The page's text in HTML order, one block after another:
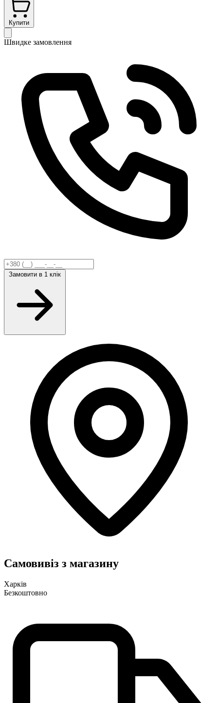
Купити
Швидке замовлення
Замовити в 1 клік
Самовивіз з магазину
Харків
Безкоштовно